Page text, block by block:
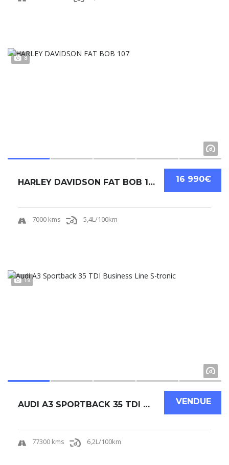
8
16 990€
HARLEY DAVIDSON FAT BOB 107
7000 kms 5,4L/100km
19
VENDUE
AUDI A3 SPORTBACK 35 TDI BUSINESS LINE S-TRO...
77300 kms 6,2L/100km